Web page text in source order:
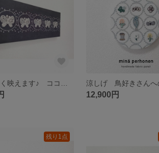
12,900円
残り1点